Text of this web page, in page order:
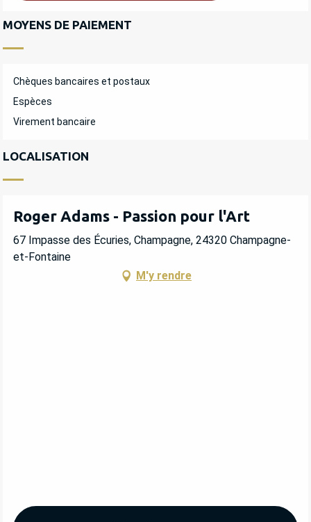
MOYENS DE PAIEMENT
Chèques bancaires et postaux
Espèces
Virement bancaire
LOCALISATION
Roger Adams - Passion pour l'Art
67 Impasse des Écuries, Champagne, 24320 Champagne-
et-Fontaine
M'y rendre